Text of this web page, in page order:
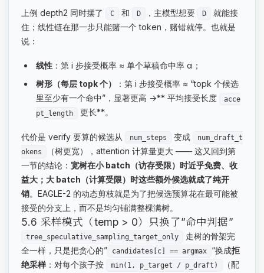
上例 depth2 同时摆了 C 和 D ，主模型想要 D
就能接
住；线性链在那一步只能赌一个 token，赌错就停。也就是
说：
线性：第 i 步接受概率 ≈ 单个草稿命中率 α；
树形（每层 topk 个）
：第 i 步接受概率 ≈ “topk 个候选
里至少有一个命中”，显著更高 →** 平均接受长度
acce
pt_length
更长**。
代价是 verify 要算的候选从 num_steps 变成
num_draft_t
okens
（树更宽），attention 计算量更大 —— 这又回到第
一节的结论： 宽树在小 batch（访存受限）时近乎免费、收
益大；大 batch（计算受限）时这些额外候选就成了纯开
销。EAGLE-2 的动态剪枝就是为了把候选预算花在最可能被
接受的分支上，而不是均匀铺满整棵满树。
5.6 采样模式（temp > 0）只换了”命中判据”
tree_speculative_sampling_target_only
走树的骨架完
全一样，只是把贪心的”
candidates[c] == argmax “换成拒
绝采样：对每个孩子按 min(1, p_target / p_draft) （配